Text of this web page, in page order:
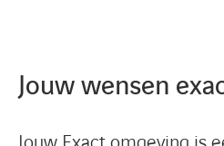
Jouw wensen